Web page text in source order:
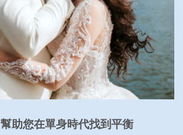
幫助您在單身時代找到平衡